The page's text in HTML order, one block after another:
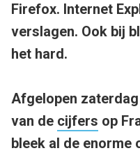
Firefox. Internet
verslagen. Ook bij
het hard.
Afgelopen
van de cijfers op
bleek al de enorme